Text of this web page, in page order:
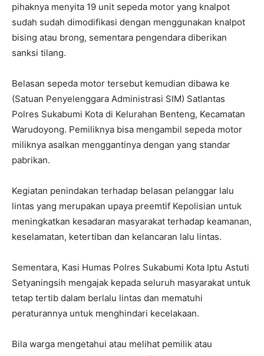
pihaknya menyita 19 unit sepeda motor yang knalpot
sudah sudah dimodifikasi dengan menggunakan knalpot
bising atau brong, sementara pengendara diberikan
sanksi tilang.
Belasan sepeda motor tersebut kemudian dibawa ke
(Satuan Penyelenggara Administrasi SIM) Satlantas
Polres Sukabumi Kota di Kelurahan Benteng, Kecamatan
Warudoyong. Pemiliknya bisa mengambil sepeda motor
miliknya asalkan menggantinya dengan yang standar
pabrikan.
Kegiatan penindakan terhadap belasan pelanggar lalu
lintas yang merupakan upaya preemtif Kepolisian untuk
meningkatkan kesadaran masyarakat terhadap keamanan,
keselamatan, ketertiban dan kelancaran lalu lintas.
Sementara, Kasi Humas Polres Sukabumi Kota Iptu Astuti
Setyaningsih mengajak kepada seluruh masyarakat untuk
tetap tertib dalam berlalu lintas dan mematuhi
peraturannya untuk menghindari kecelakaan.
Bila warga mengetahui atau melihat pemilik atau